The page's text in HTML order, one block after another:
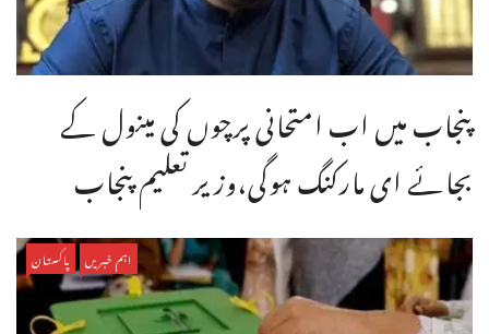
پنجاب میں اب امتحانی پرچوں کی مینول کے
بجائے ای مارکنگ ہوگی،وزیر تعلیم پنجاب
اہم خبریں پاکستان